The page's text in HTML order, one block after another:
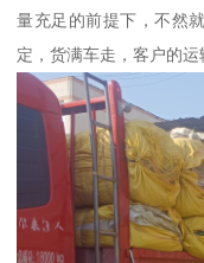
量充足的前提下，不然
定，货满车走，客户的运